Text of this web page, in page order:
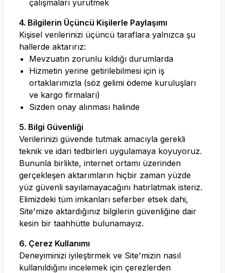
çalışmaları yürütmek
4. Bilgilerin Üçüncü Kişilerle Paylaşımı
Kişisel verilerinizi üçüncü taraflara yalnızca şu
hallerde aktarırız:
Mevzuatın zorunlu kıldığı durumlarda
Hizmetin yerine getirilebilmesi için iş
ortaklarımızla (söz gelimi ödeme kuruluşları
ve kargo firmaları)
Sizden onay alınması halinde
5. Bilgi Güvenliği
Verilerinizi güvende tutmak amacıyla gerekli
teknik ve idari tedbirleri uygulamaya koyuyoruz.
Bununla birlikte, internet ortamı üzerinden
gerçekleşen aktarımların hiçbir zaman yüzde
yüz güvenli sayılamayacağını hatırlatmak isteriz.
Elimizdeki tüm imkanları seferber etsek dahi,
Site'mize aktardığınız bilgilerin güvenliğine dair
kesin bir taahhütte bulunamayız.
6. Çerez Kullanımı
Deneyiminizi iyileştirmek ve Site'mizin nasıl
kullanıldığını incelemek için çerezlerden